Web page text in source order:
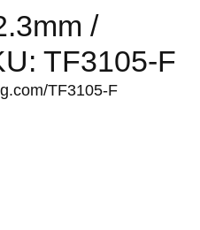
/
TF3105-F
TF3105-F